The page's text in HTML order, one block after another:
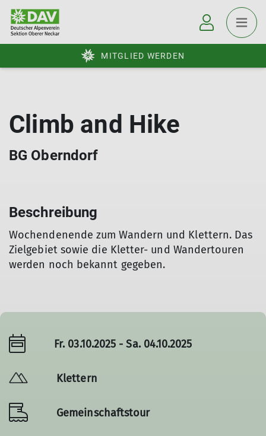
MITGLIED WERDEN
Climb and Hike
BG Oberndorf
Beschreibung
Wochendenende zum Wandern und Klettern. Das
Zielgebiet sowie die Kletter- und Wandertouren
werden noch bekannt gegeben.
Fr. 03.10.2025 - Sa. 04.10.2025
Klettern
Gemeinschaftstour